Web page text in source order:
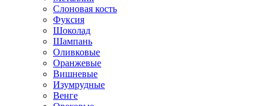
Слоновая кость
Фуксия
Шоколад
Шампань
Оливковые
Оранжевые
Вишневые
Изумрудные
Венге